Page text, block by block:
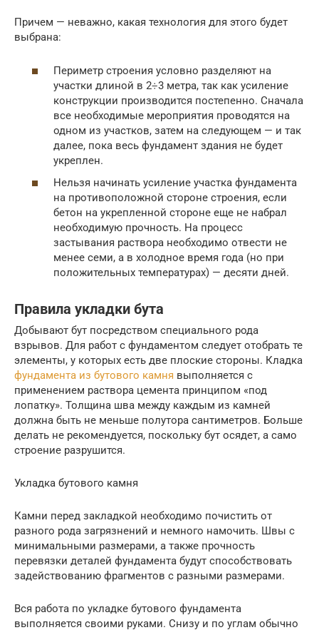
Причем — неважно, какая технология для этого будет
выбрана:
Периметр строения условно разделяют на
участки длиной в 2÷3 метра, так как усиление
конструкции производится постепенно. Сначала
все необходимые мероприятия проводятся на
одном из участков, затем на следующем — и так
далее, пока весь фундамент здания не будет
укреплен.
Нельзя начинать усиление участка фундамента
на противоположной стороне строения, если
бетон на укрепленной стороне еще не набрал
необходимую прочность. На процесс
застывания раствора необходимо отвести не
менее семи, а в холодное время года (но при
положительных температурах) — десяти дней.
Правила укладки бута
Добывают бут посредством специального рода
взрывов. Для работ с фундаментом следует отобрать те
элементы, у которых есть две плоские стороны. Кладка
фундамента из бутового камня выполняется с
применением раствора цемента принципом «под
лопатку». Толщина шва между каждым из камней
должна быть не меньше полутора сантиметров. Больше
делать не рекомендуется, поскольку бут осядет, а само
строение разрушится.
Укладка бутового камня
Камни перед закладкой необходимо почистить от
разного рода загрязнений и немного намочить. Швы с
минимальными размерами, а также прочность
перевязки деталей фундамента будут способствовать
задействованию фрагментов с разными размерами.
Вся работа по укладке бутового фундамента
выполняется своими руками. Снизу и по углам обычно